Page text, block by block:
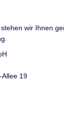
wir Ihnen
19